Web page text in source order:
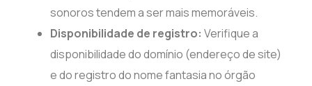
sonoros tendem a ser mais memoráveis.
Disponibilidade de registro: Verifique a
disponibilidade do domínio (endereço de site)
e do registro do nome fantasia no órgão